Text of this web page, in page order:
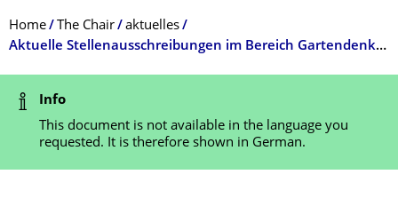
Breadcrumb Menu
Home The Chair
aktuelles
Aktuelle Stellenausschreibungen im Bereich Gartendenkmalpflege
Status Message
Info
This document is not available in the language you
requested. It is therefore shown in German.